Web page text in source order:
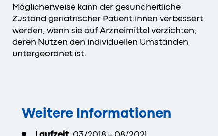
Möglicherweise kann der gesundheitliche
Zustand geriatrischer Patient:innen verbessert
werden, wenn sie auf Arzneimittel verzichten,
deren Nutzen den individuellen Umständen
untergeordnet ist.
Weitere Informationen
Laufzeit: 03/2018 – 08/2021